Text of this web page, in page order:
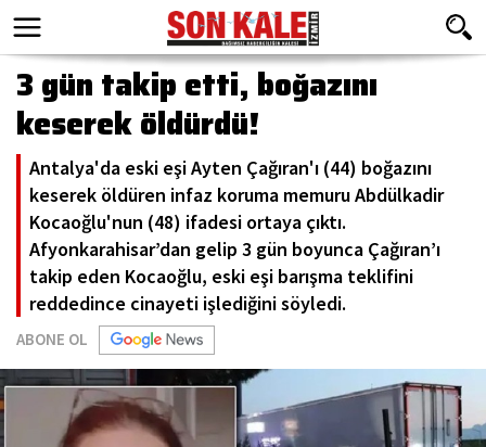
3 gün takip etti, boğazını
keserek öldürdü!
Antalya'da eski eşi Ayten Çağıran'ı (44) boğazını
keserek öldüren infaz koruma memuru Abdülkadir
Kocaoğlu'nun (48) ifadesi ortaya çıktı.
Afyonkarahisar’dan gelip 3 gün boyunca Çağıran’ı
takip eden Kocaoğlu, eski eşi barışma teklifini
reddedince cinayeti işlediğini söyledi.
ABONE OL